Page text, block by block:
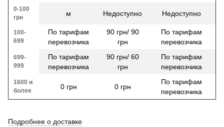
0-100
грн
м Недоступно Недоступно
100-
699
По тарифам
перевозчика
90 грн/ 90
грн
По тарифам
перевозчика
699-
999
По тарифам
перевозчика
90 грн/ 60
грн
По тарифам
перевозчика
1600 и
более
0 грн 0 грн
По тарифам
перевозчика
Подробнее о доставке